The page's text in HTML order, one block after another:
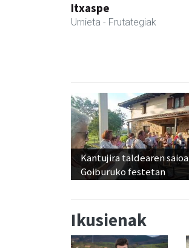
Itxaspe
Urnieta - Frutategiak
Kantujira taldearen saioa
Goiburuko festetan
Ikusienak